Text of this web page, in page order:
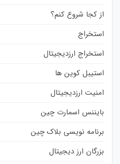
از کجا شروع کنم؟
استخراج
استخراج ارزدیجیتال
استیبل کوین ها
امنیت ارزدیجیتال
بایننس اسمارت چین
برنامه نویسی بلاک چین
بزرگان ارز دیجیتال